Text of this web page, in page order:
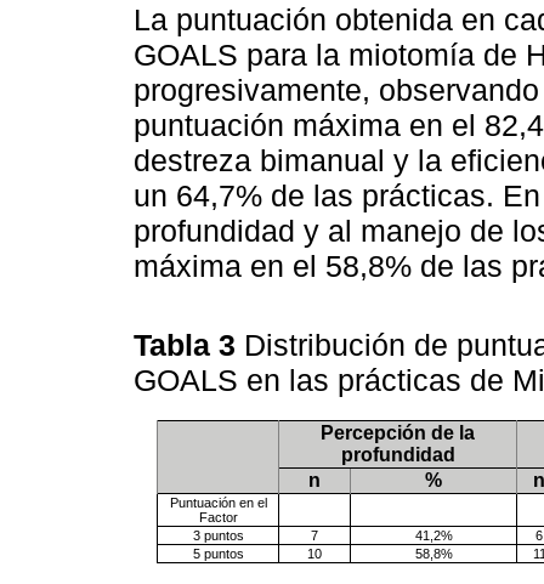
La puntuación obtenida en
GOALS para la miotomía de
progresivamente,
puntuación máxima en el
destreza bimanual y la
un 64,7% de las prácticas.
profundidad y al manejo de
máxima en el 58,8% de las
Tabla 3 Distribución de
GOALS en las prácticas de
Percepción de la
profundidad
n
% n
Puntuación en el
Factor
3 puntos
7 41,2%
6
5 puntos
10 58,8%